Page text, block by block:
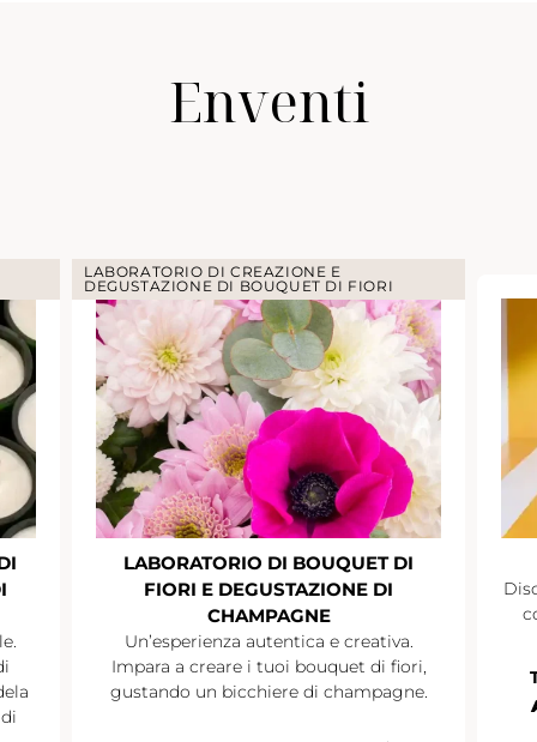
Enventi
LABORATORIO DI CREAZIONE E
DEGUSTAZIONE DI BOUQUET DI FIORI
LABORATORIO DI BOUQUET DI
FIORI E DEGUSTAZIONE DI
CHAMPAGNE
Un’esperienza autentica e creativa.
Impara a creare i tuoi bouquet di fiori,
gustando un bicchiere di champagne.